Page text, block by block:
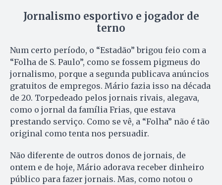
Jornalismo esportivo e jogador de
terno
Num certo período, o “Estadão” brigou feio com a
“Folha de S. Paulo”, como se fossem pigmeus do
jornalismo, porque a segunda publicava anúncios
gratuitos de empregos. Mário fazia isso na década
de 20. Torpedeado pelos jornais rivais, alegava,
como o jornal da família Frias, que estava
prestando serviço. Como se vê, a “Folha” não é tão
original como tenta nos persuadir.
Não diferente de outros donos de jornais, de
ontem e de hoje, Mário adorava receber dinheiro
público para fazer jornais. Mas, como notou o